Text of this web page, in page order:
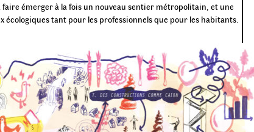
faire émerger à la fois un nouveau sentier métropolitain, et une
écologiques tant pour les professionnels que pour les habitants.